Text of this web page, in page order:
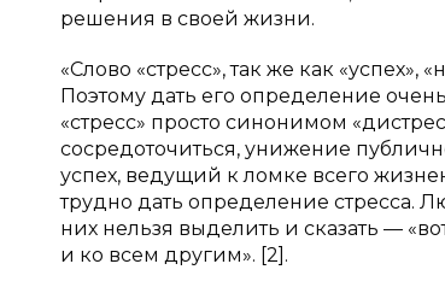
решения в своей жизни.
«Слово «стресс», так же как
Поэтому дать его определение
«стресс» просто синонимом
сосредоточиться, унижение
успех, ведущий к ломке всего
трудно дать определение стресса.
них нельзя выделить и сказать —
и ко всем другим». [2].